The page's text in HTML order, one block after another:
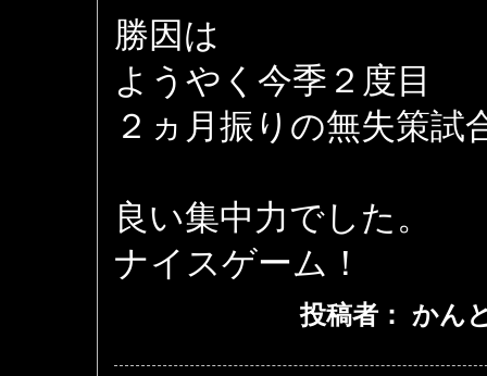
勝因は
ようやく今季２度目
２ヵ月振りの無失策試
良い集中力でした。
ナイスゲーム！
投稿者： かん